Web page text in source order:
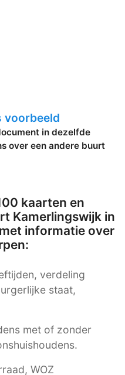
voorbeeld
in dezelfde
over een andere buurt
kaarten en
Kamerlingswijk in
informatie over
verdeling
staat,
met of zonder
WOZ